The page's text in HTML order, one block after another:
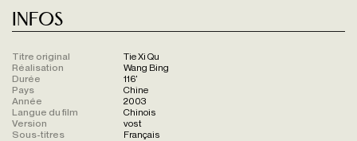
Infos
Titre original
Tie Xi Qu
Réalisation
Wang Bing
Durée
116'
Pays
Chine
Année
2003
Langue du film
Chinois
Version
vost
Sous-titres
Français